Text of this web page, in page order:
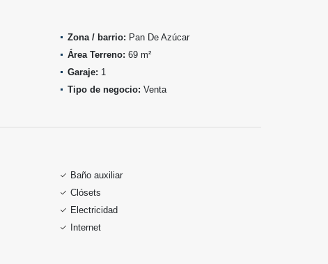
Zona / barrio: Pan De Azúcar
Área Terreno: 69 m²
Garaje: 1
Tipo de negocio: Venta
Baño auxiliar
Clósets
Electricidad
Internet